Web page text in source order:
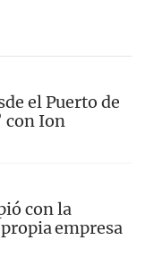
el Puerto de
con Ion
con la
empresa